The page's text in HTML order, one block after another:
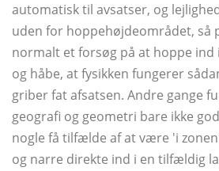
automatisk til avsatser, og
uden for hoppehøjdeområdet, så
normalt et forsøg på at hoppe
og håbe, at fysikken fungerer
griber fat afsatsen. Andre gange
geografi og geometri bare ikke
nogle få tilfælde af at være 'i
og narre direkte ind i en tilfældig